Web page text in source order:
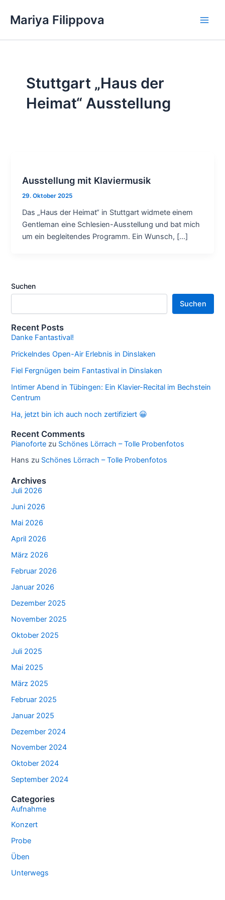
InhaltMariya Filippova
Stuttgart „Haus der
Heimat“ Ausstellung
Ausstellung mit Klaviermusik
29. Oktober 2025
Das „Haus der Heimat“ in Stuttgart widmete einem
Gentleman eine Schlesien-Ausstellung und bat mich
um ein begleitendes Programm. Ein Wunsch, […]
Suchen
Suchen
Recent Posts
Danke Fantastival!
Prickelndes Open-Air Erlebnis in Dinslaken
Fiel Fergnügen beim Fantastival in Dinslaken
Intimer Abend in Tübingen: Ein Klavier-Recital im Bechstein
Centrum
Ha, jetzt bin ich auch noch zertifiziert 😀
Recent Comments
Pianoforte zu Schönes Lörrach – Tolle Probenfotos
Hans zu Schönes Lörrach – Tolle Probenfotos
Archives
Juli 2026
Juni 2026
Mai 2026
April 2026
März 2026
Februar 2026
Januar 2026
Dezember 2025
November 2025
Oktober 2025
Juli 2025
Mai 2025
März 2025
Februar 2025
Januar 2025
Dezember 2024
November 2024
Oktober 2024
September 2024
Categories
Aufnahme
Konzert
Probe
Üben
Unterwegs